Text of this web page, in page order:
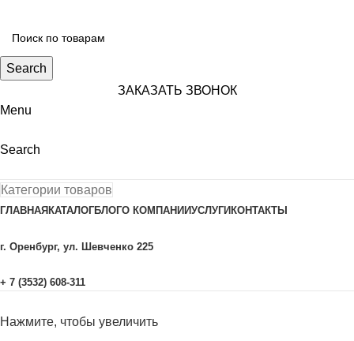
Search
ЗАКАЗАТЬ ЗВОНОК
Menu
Search
Категории товаров
ГЛАВНАЯ КАТАЛОГБЛОГО КОМПАНИИУСЛУГИ КОНТАКТЫ
г. Оренбург, ул. Шевченко 225
+ 7 (3532) 608-311
Нажмите, чтобы увеличить